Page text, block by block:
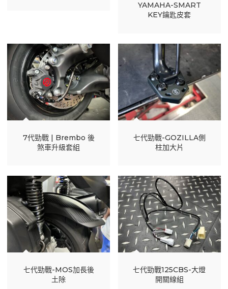
YAMAHA-SMART
KEY鑰匙皮套
7代勁戰 | Brembo 後
煞車升級套組
七代勁戰-GOZILLA側
柱加大片
七代勁戰-MOS加長後
土除
七代勁戰125CBS-大燈
開關線組